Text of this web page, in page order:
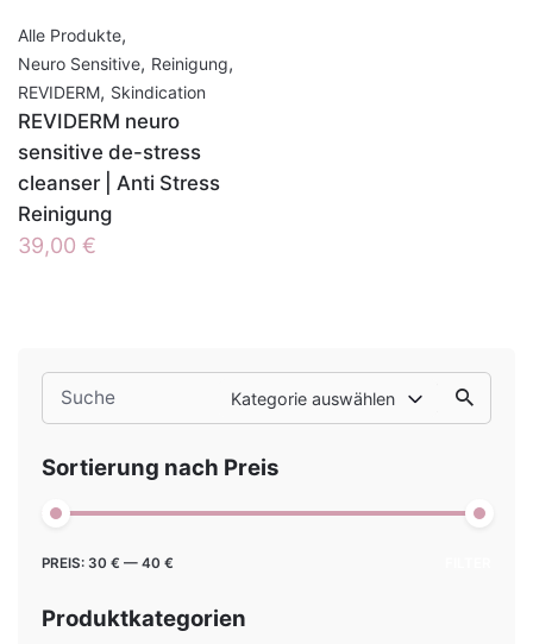
Search
for
Kategorie auswählen
Sortierung nach Preis
Min.
Max.
PREIS: 30 € — 40 €
Produktkategorien
Alle Produkte,
Neuro Sensitive, Reinigung,
REVIDERM, Skindication
REVIDERM neuro
sensitive de-stress
cleanser | Anti Stress
Reinigung
39,00 €